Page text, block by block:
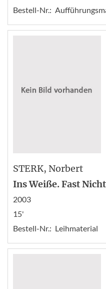
Bestell-Nr.:
STERK, Norbert
Ins Weiße. Fast
2003
15'
Bestell-Nr.: Leihmaterial